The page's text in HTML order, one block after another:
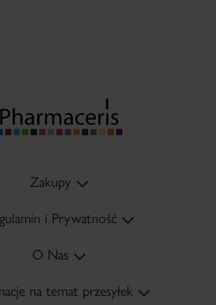
Zakupy
Koszty Dostawy
Metody Płatności
Zwroty
i Prywatność
Regulamin
Polityka prywatności
O Nas
Mapa Strony
na temat przesyłek